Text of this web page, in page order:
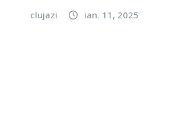
clujazi ian. 11, 2025